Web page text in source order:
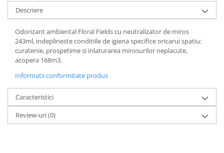
Produse ingrijire personala
Crema de corp
Sampon si gel de dus
Sapun lichid
Consumabile hartie
Acoperitori toaleta
Descriere
Odorizant ambiental Floral Fields cu neutralizator de miros
243ml, indeplineste conditiile de igiena specifice oricarui spatiu:
curatenie, prospetime si inlaturarea mirosurilor neplacute,
acopera 168m3.
Informatii conformitate produs
Caracteristici
Review-uri(0)